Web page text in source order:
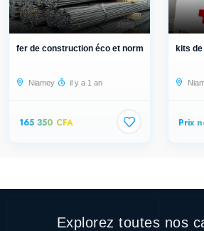
fer de construction éco et normalis...
Niamey il y a 1 an
165 350 CFA
kits
Prix
Explorez toutes nos